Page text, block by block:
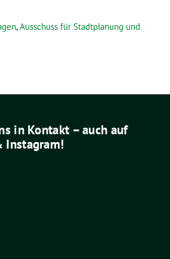
,Ausschuss für Stadtplanung und
in Kontakt – auch auf
Instagram!